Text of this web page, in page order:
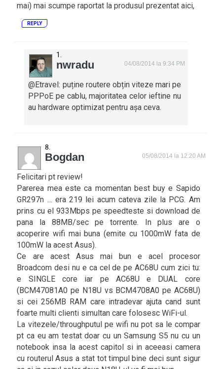
mai) mai scumpe raportat la produsul prezentat aici,
REPLY
nwradu 04/08/2014 la 9:34 PM
@Etravel: puține routere obțin viteze mari pe
PPPoE pe cablu, majoritatea celor ieftine nu
au hardware optimizat pentru așa ceva.
Bogdan 05/08/2014 la 12:20 AM
Felicitari pt review!
Parerea mea este ca momentan best buy e Sapido
GR297n … era 219 lei acum cateva zile la PCG. Am
prins cu el 933Mbps pe speedteste si download de
pana la 88MB/sec pe torrente. In plus are o
acoperire wifi mai buna (emite cu 1000mW fata de
100mW la acest Asus).
Ce are acest Asus mai bun e acel procesor
Broadcom desi nu e ca cel de pe AC68U cum zici tu:
e SINGLE core iar pe AC68U e DUAL core
(BCM47081A0 pe N18U vs BCM4708A0 pe AC68U)
si cei 256MB RAM care intradevar ajuta cand sunt
foarte multi clienti simultan care folosesc WiFi-ul.
La vitezele/throughputul pe wifi nu pot sa le compar
pt ca eu am testat doar cu un Samsung S5 nu cu un
notebook insa la acest capitol si in aceeasi camera
cu routerul Asus a stat tot timpul bine deci sunt sigur